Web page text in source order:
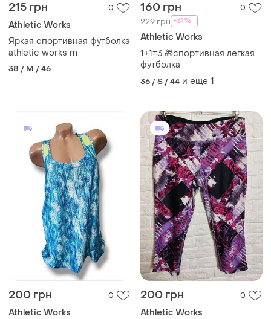
215 грн 0
Athletic Works
Яркая спортивная футболка
athletic works m
38 / M / 46
160 грн 0
229 грн -31%
Athletic Works
1+1=3 🎁спортивная легкая
футболка
36 / S / 44 и еще 1
200 грн 0
Athletic Works
200 грн 0
Athletic Works